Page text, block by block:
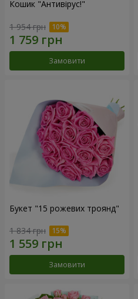
Кошик "Антивірус!"
1 954 грн
Замовити
Букет "15 рожевих троянд"
1 834 грн
Замовити